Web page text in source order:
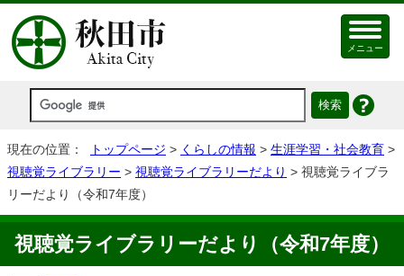
メニュー
現在の位置： トップページ > くらしの情報 > 生涯学習・社会教育 >
視聴覚ライブラリー > 視聴覚ライブラリーだより > 視聴覚ライブラ
リーだより（令和7年度）
視聴覚ライブラリーだより（令和7年度）